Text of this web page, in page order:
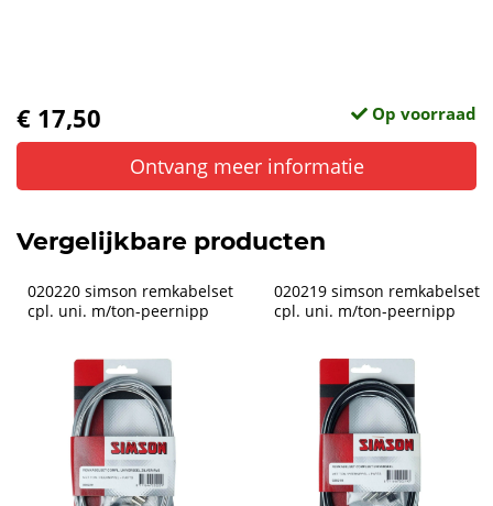
€ 17,50 Op voorraad
Ontvang meer informatie
Vergelijkbare producten
020220 simson remkabelset
cpl. uni. m/ton-peernipp
020219 simson remkabelset
cpl. uni. m/ton-peernipp